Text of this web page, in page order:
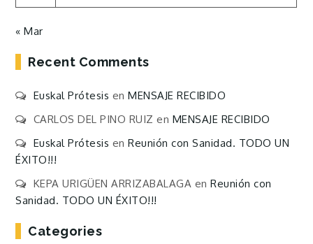
« Mar
Recent Comments
Euskal Prótesis enMENSAJE RECIBIDO
CARLOS DEL PINO RUIZ en MENSAJE RECIBIDO
Euskal Prótesis enReunión con Sanidad. TODO UN
ÉXITO!!!
KEPA URIGÜEN ARRIZABALAGA enReunión con
Sanidad. TODO UN ÉXITO!!!
Categories